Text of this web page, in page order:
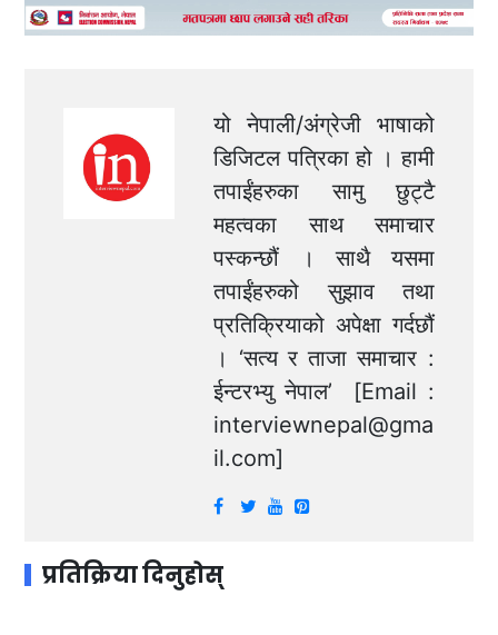
यो नेपाली/अंग्रेजी भाषाको
डिजिटल पत्रिका हो । हामी
तपाईंहरुका सामु छुट्टै
महत्वका साथ समाचार
पस्कन्छौं । साथै यसमा
तपाईंहरुको सुझाव तथा
प्रतिक्रियाको अपेक्षा गर्दछौं
। ‘सत्य र ताजा समाचार :
ईन्टरभ्यु नेपाल’ [Email :
interviewnepal@gma
il.com]
प्रतिक्रिया दिनुहोस्